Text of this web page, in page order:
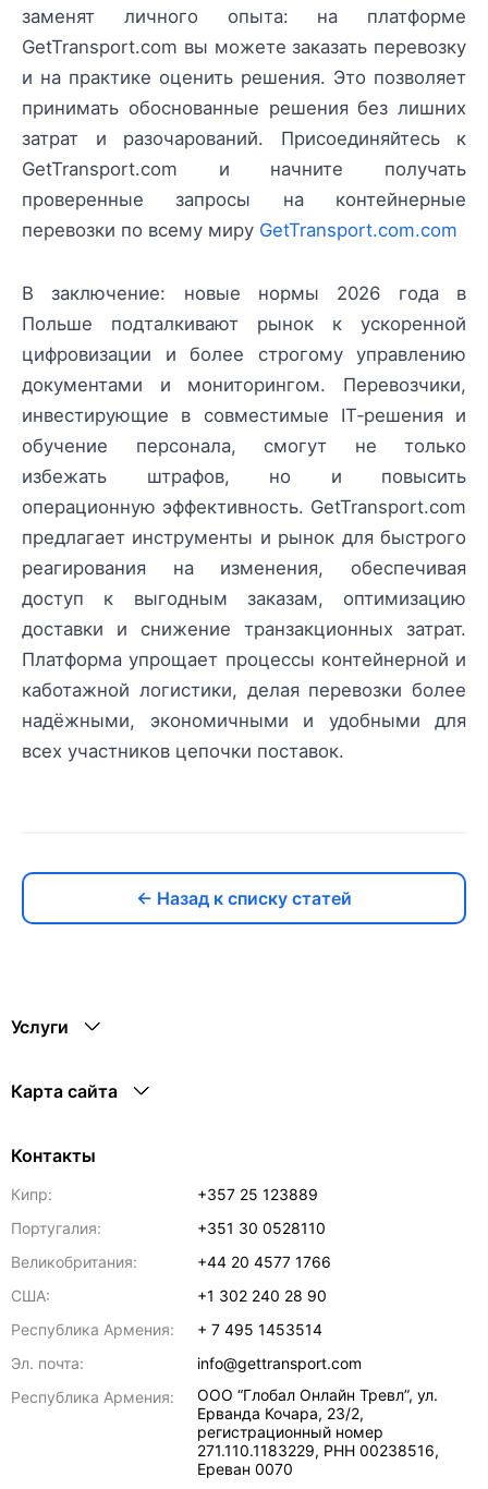
заменят личного опыта: на платформе
GetTransport.com вы можете заказать перевозку
и на практике оценить решения. Это позволяет
принимать обоснованные решения без лишних
затрат и разочарований. Присоединяйтесь к
GetTransport.com и начните получать
проверенные запросы на контейнерные
перевозки по всему миру GetTransport.com.com
В заключение: новые нормы 2026 года в
Польше подталкивают рынок к ускоренной
цифровизации и более строгому управлению
документами и мониторингом. Перевозчики,
инвестирующие в совместимые IT‑решения и
обучение персонала, смогут не только
избежать штрафов, но и повысить
операционную эффективность. GetTransport.com
предлагает инструменты и рынок для быстрого
реагирования на изменения, обеспечивая
доступ к выгодным заказам, оптимизацию
доставки и снижение транзакционных затрат.
Платформа упрощает процессы контейнерной и
каботажной логистики, делая перевозки более
надёжными, экономичными и удобными для
всех участников цепочки поставок.
← Назад к списку статей
Услуги
Карта сайта
Контакты
Кипр:
+357 25 123889
Португалия:
+351 30 0528110
Великобритания:
+44 20 4577 1766
США:
+1 302 240 28 90
Республика Армения:
+ 7 495 1453514
Эл. почта:
info@gettransport.com
Республика Армения:
ООО “Глобал Онлайн Тревл”, ул.
Ерванда Кочара, 23/2,
регистрационный номер
271.110.1183229, РНН 00238516,
Ереван 0070